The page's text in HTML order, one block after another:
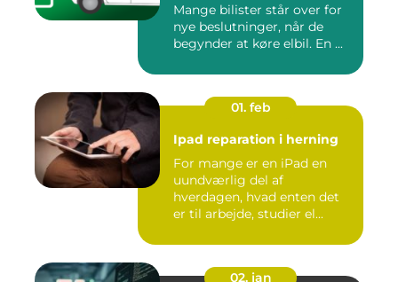
Mange bilister står over for
nye beslutninger, når de
begynder at køre elbil. En ...
01. feb
Ipad reparation i herning
For mange er en iPad en
uundværlig del af
hverdagen, hvad enten det
er til arbejde, studier el...
02. jan